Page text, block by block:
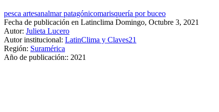
pesca artesanalmar patagónicomarisquería por buceo
Fecha de publicación en Latinclima Domingo, Octubre 3, 2021
Autor: Julieta Lucero
Autor institucional: LatinClima y Claves21
Región: Suramérica
Año de publicación:: 2021